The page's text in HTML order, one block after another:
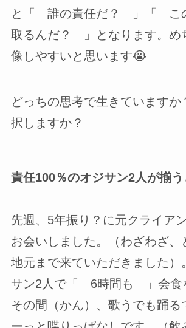
と「 誰の責任だ？ 」「 こ
取るんだ？ 」となります。め
像しやすいと思います😭
どっちの思考で生きていますか
択しますか？
責任100％のオジサン2人が揃う
先週、5年振り？に元クライア
お会いしました。（わざわざ、
地元まで来ていただきました）
サン2人で「 6時間も 」会食
その間（かん）、歌うでも踊る